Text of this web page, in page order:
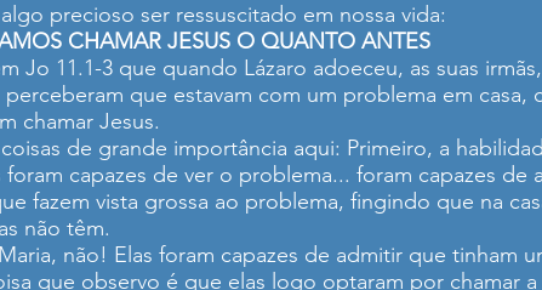
precioso ser ressuscitado em nossa vida:
CHAMAR JESUS O QUANTO ANTES
Jo 11.1-3 que quando Lázaro adoeceu, as suas
perceberam que estavam com um problema em
chamar Jesus.
de grande importância aqui: Primeiro, a
foram capazes de ver o problema... foram capazes de
fazem vista grossa ao problema, fingindo que na
não têm.
não! Elas foram capazes de admitir que tinham
que observo é que elas logo optaram por chamar a